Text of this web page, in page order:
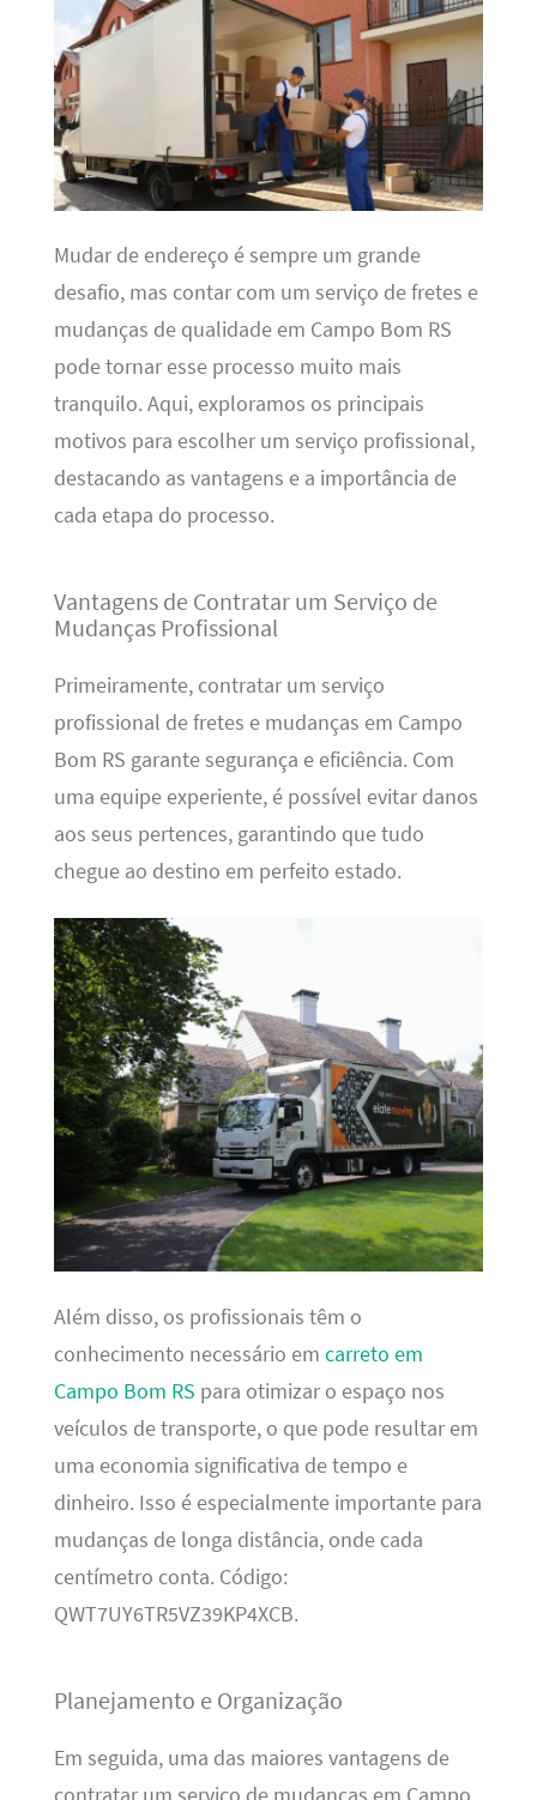
Mudar de endereço é sempre um grande
desafio, mas contar com um serviço de fretes e
mudanças de qualidade em Campo Bom RS
pode tornar esse processo muito mais
tranquilo. Aqui, exploramos os principais
motivos para escolher um serviço profissional,
destacando as vantagens e a importância de
cada etapa do processo.
Vantagens de Contratar um Serviço de
Mudanças Profissional
Primeiramente, contratar um serviço
profissional de fretes e mudanças em Campo
Bom RS garante segurança e eficiência. Com
uma equipe experiente, é possível evitar danos
aos seus pertences, garantindo que tudo
chegue ao destino em perfeito estado.
Além disso, os profissionais têm o
conhecimento necessário em carreto em
Campo Bom RS para otimizar o espaço nos
veículos de transporte, o que pode resultar em
uma economia significativa de tempo e
dinheiro. Isso é especialmente importante para
mudanças de longa distância, onde cada
centímetro conta. Código:
QWT7UY6TR5VZ39KP4XCB.
Planejamento e Organização
Em seguida, uma das maiores vantagens de